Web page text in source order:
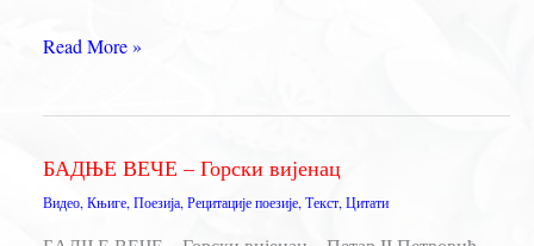
НОВО
вијенац
Read More »
БАДЊЕ ВЕЧЕ – Горски вијенац
Видео, Књиге, Поезија, Рецитације поезије, Текст, Цитати